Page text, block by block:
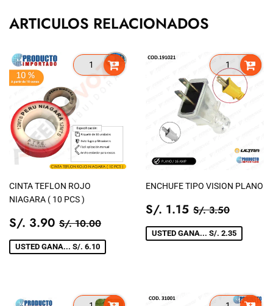
ARTICULOS RELACIONADOS
CINTA TEFLON ROJO
NIAGARA ( 10 PCS )
PRECIO
DE
VENTA
S/. 3.90 S/.
3.90
PRECIO TIENDA
S/. 10.00 S/. 10.00
USTED GANA... S/. 6.10
ENCHUFE TIPO VISION PLANO
PRECIO
DE
VENTA
S/. 1.15 S/.
1.15
PRECIO
S/. 3.50
USTED GANA... S/. 2.35